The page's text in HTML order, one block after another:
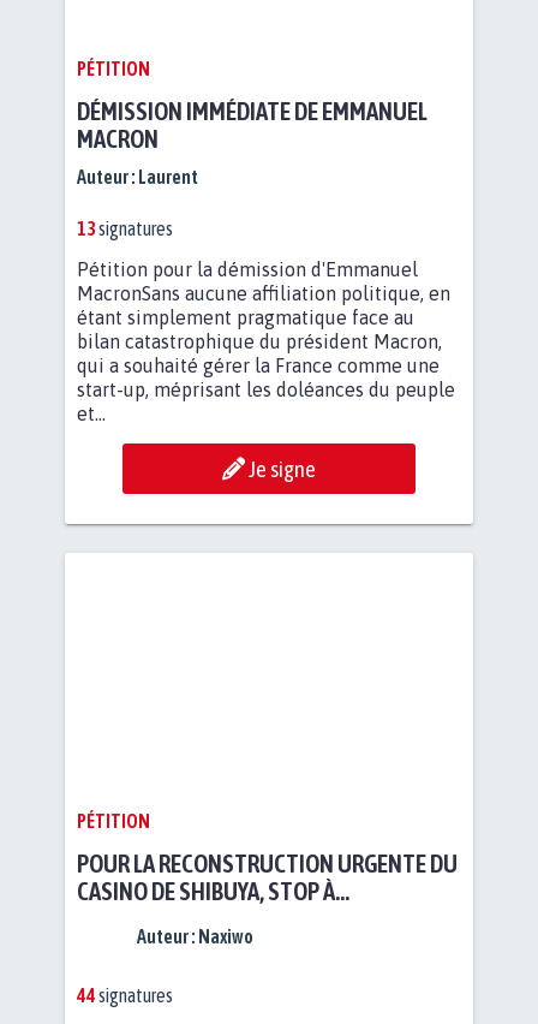
PÉTITION
DÉMISSION IMMÉDIATE DE EMMANUEL
MACRON
Auteur : Laurent
13signatures
Pétition pour la démission d'Emmanuel
MacronSans aucune affiliation politique, en
étant simplement pragmatique face au
bilan catastrophique du président Macron,
qui a souhaité gérer la France comme une
start-up, méprisant les doléances du peuple
et...
Je signe
PÉTITION
POUR LA RECONSTRUCTION URGENTE DU
CASINO DE SHIBUYA, STOP À
Auteur : Naxiwo
44signatures